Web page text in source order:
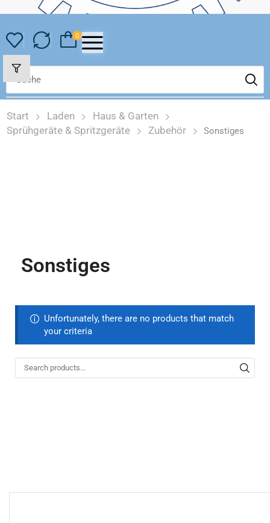
0
Start Laden
Haus & Garten
Sprühgeräte & Spritzgeräte
Zubehör Sonstiges
Sonstiges
Unfortunately, there are no products that match
your criteria